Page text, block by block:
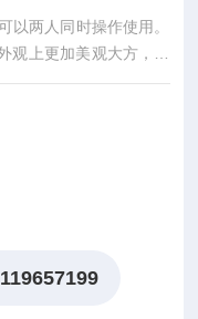
以两人同时操作使用。
观上更加美观大方，并